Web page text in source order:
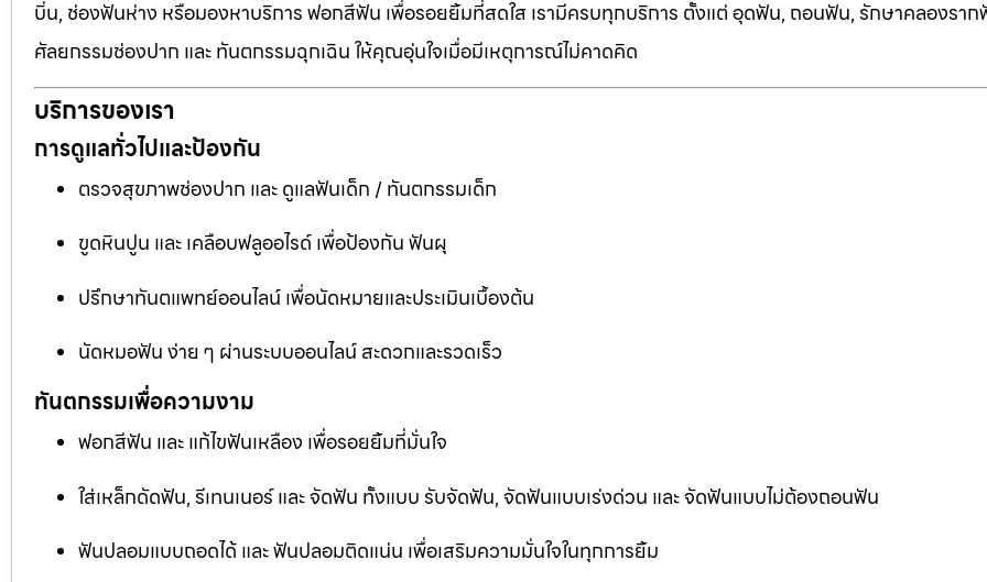
บิ่น, ช่องฟันห่าง หรือมองหาบริการ ฟอกสีฟัน เพื่อรอยยิ้มที่สดใส เรามีครบทุกบริการ ตั้งแต่ อุดฟัน, ถอนฟัน, รักษาคลองรา
ศัลยกรรมช่องปาก และ ทันตกรรมฉุกเฉิน ให้คุณอุ่นใจเมื่อมีเหตุการณ์ไม่คาดคิด
บริการของเรา
การดูแลทั่วไปและป้องกัน
ตรวจสุขภาพช่องปาก และ ดูแลฟันเด็ก / ทันตกรรมเด็ก
ขูดหินปูน และ เคลือบฟลูออไรด์ เพื่อป้องกัน ฟันผุ
ปรึกษาทันตแพทย์ออนไลน์ เพื่อนัดหมายและประเมินเบื้องต้น
นัดหมอฟัน ง่าย ๆ ผ่านระบบออนไลน์ สะดวกและรวดเร็ว
ทันตกรรมเพื่อความงาม
ฟอกสีฟัน และ แก้ไขฟันเหลือง เพื่อรอยยิ้มที่มั่นใจ
ใส่เหล็กดัดฟัน, รีเทนเนอร์ และ จัดฟัน ทั้งแบบ รับจัดฟัน, จัดฟันแบบเร่งด่วน และ จัดฟันแบบไม่ต้องถอนฟัน
ฟันปลอมแบบถอดได้ และ ฟันปลอมติดแน่น เพื่อเสริมความมั่นใจในทุกการยิ้ม